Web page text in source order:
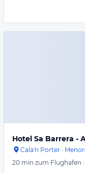
Hotel Sa Barrera -
Cala'n Porter ·
20 min zum Flughafen ·